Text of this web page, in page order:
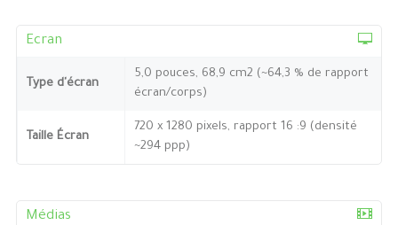
Ecran
Type d'écran
5,0 pouces, 68,9 cm2 (~64,3 % de rapport
écran/corps)
Taille Écran
720 x 1280 pixels, rapport 16 :9 (densité
~294 ppp)
Médias